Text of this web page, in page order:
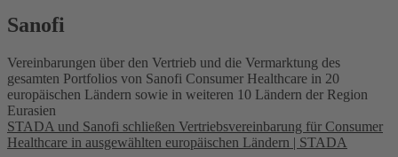
Sanofi
Vereinbarungen über den Vertrieb und die Vermarktung des
gesamten Portfolios von Sanofi Consumer Healthcare in 20
europäischen Ländern sowie in weiteren 10 Ländern der Region
Eurasien
STADA und Sanofi schließen Vertriebsvereinbarung für Consumer
Healthcare in ausgewählten europäischen Ländern | STADA